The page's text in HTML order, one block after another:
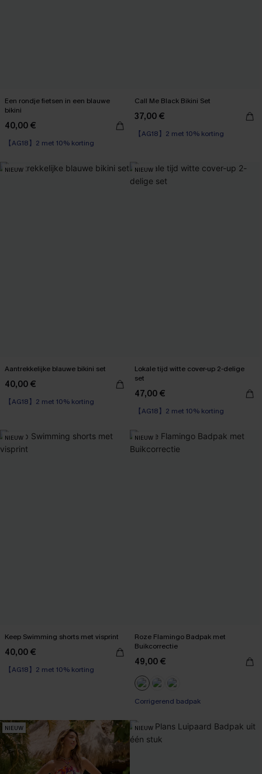
Een rondje fietsen in een blauwe
bikini
40,00 €
【AG18】2 met 10% korting
Call Me Black Bikini Set
37,00 €
【AG18】2 met 10% korting
NIEUW
Aantrekkelijke blauwe bikini set
40,00 €
【AG18】2 met 10% korting
NIEUW
Lokale tijd witte cover-up 2-delige
set
47,00 €
【AG18】2 met 10% korting
NIEUW
Keep Swimming shorts met visprint
40,00 €
【AG18】2 met 10% korting
NIEUW
Roze Flamingo Badpak met
Buikcorrectie
49,00 €
Corrigerend badpak
NIEUW NIEUW